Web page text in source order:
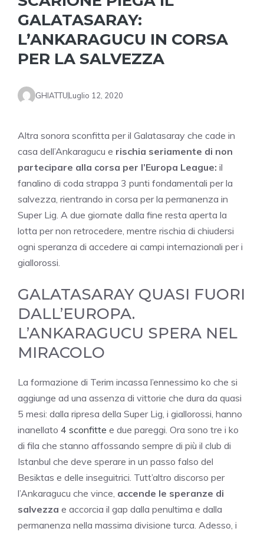
GALATASARAY:
L’ANKARAGUCU IN CORSA
PER LA SALVEZZA
GHIATTULuglio 12, 2020
Altra sonora sconfitta per il Galatasaray che cade in
casa dell’Ankaragucu e rischia seriamente di non
partecipare alla corsa per l’Europa League: il
fanalino di coda strappa 3 punti fondamentali per la
salvezza, rientrando in corsa per la permanenza in
Super Lig. A due giornate dalla fine resta aperta la
lotta per non retrocedere, mentre rischia di chiudersi
ogni speranza di accedere ai campi internazionali per i
giallorossi.
GALATASARAY QUASI FUORI
DALL’EUROPA.
L’ANKARAGUCU SPERA NEL
MIRACOLO
La formazione di Terim incassa l’ennessimo ko che si
aggiunge ad una assenza di vittorie che dura da quasi
5 mesi: dalla ripresa della Super Lig, i giallorossi, hanno
inanellato 4 sconfitte e due pareggi. Ora sono tre i ko
di fila che stanno affossando sempre di più il club di
Istanbul che deve sperare in un passo falso del
Besiktas e delle inseguitrici. Tutt’altro discorso per
l’Ankaragucu che vince, accende le speranze di
salvezza e accorcia il gap dalla penultima e dalla
permanenza nella massima divisione turca. Adesso, i